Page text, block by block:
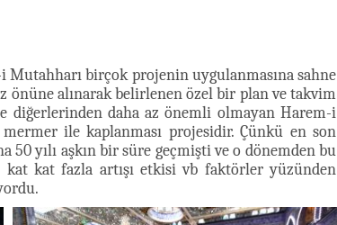
Mutahharı birçok projenin uygulanmasına sahne
alınarak belirlenen özel bir plan ve takvim
diğerlerinden daha az önemli olmayan Harem-i
ile kaplanması projesidir. Çünkü en son
50 yılı aşkın bir süre geçmişti ve o dönemden bu
kat kat fazla artışı etkisi vb faktörler yüzünden